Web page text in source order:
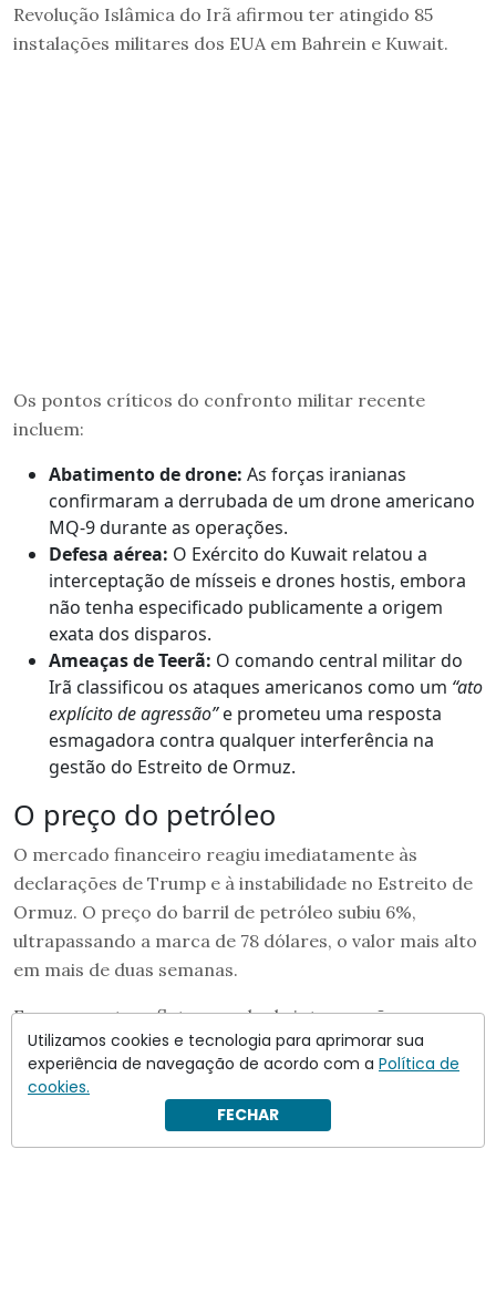
Revolução Islâmica do Irã afirmou ter atingido 85
instalações militares dos EUA em Bahrein e Kuwait.
Os pontos críticos do confronto militar recente
incluem:
Abatimento de drone: As forças iranianas
confirmaram a derrubada de um drone americano
MQ-9 durante as operações.
Defesa aérea: O Exército do Kuwait relatou a
interceptação de mísseis e drones hostis, embora
não tenha especificado publicamente a origem
exata dos disparos.
Ameaças de Teerã: O comando central militar do
Irã classificou os ataques americanos como um “ato
explícito de agressão”e prometeu uma resposta
esmagadora contra qualquer interferência na
gestão do Estreito de Ormuz.
O preço do petróleo
O mercado financeiro reagiu imediatamente às
declarações de Trump e à instabilidade no Estreito de
Ormuz. O preço do barril de petróleo subiu 6%,
ultrapassando a marca de 78 dólares, o valor mais alto
em mais de duas semanas.
Esse aumento reflete o medo de interrupções
prolongadas no fornecimento de energia,
especialmente após o governo Trump revogar a
isenção que permitia a venda de petróleo iraniano.
Utilizamos cookies e tecnologia para aprimorar sua
experiência de navegação de acordo com a Política de
cookies.
FECHAR